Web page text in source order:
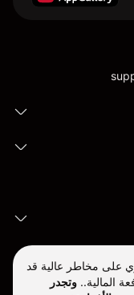
على مخاطر عالية قد
المالية.. وتجدر